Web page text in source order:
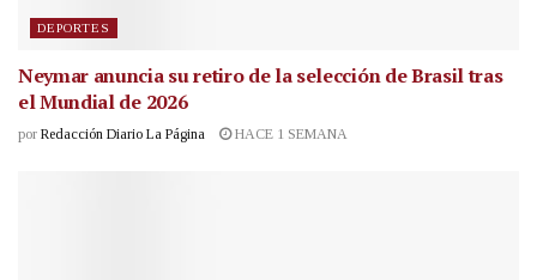
DEPORTES
Neymar anuncia su retiro de la selección de Brasil tras
el Mundial de 2026
por Redacción Diario La Página HACE 1 SEMANA